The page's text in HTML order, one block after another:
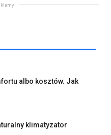
albo kosztów. Jak
klimatyzator